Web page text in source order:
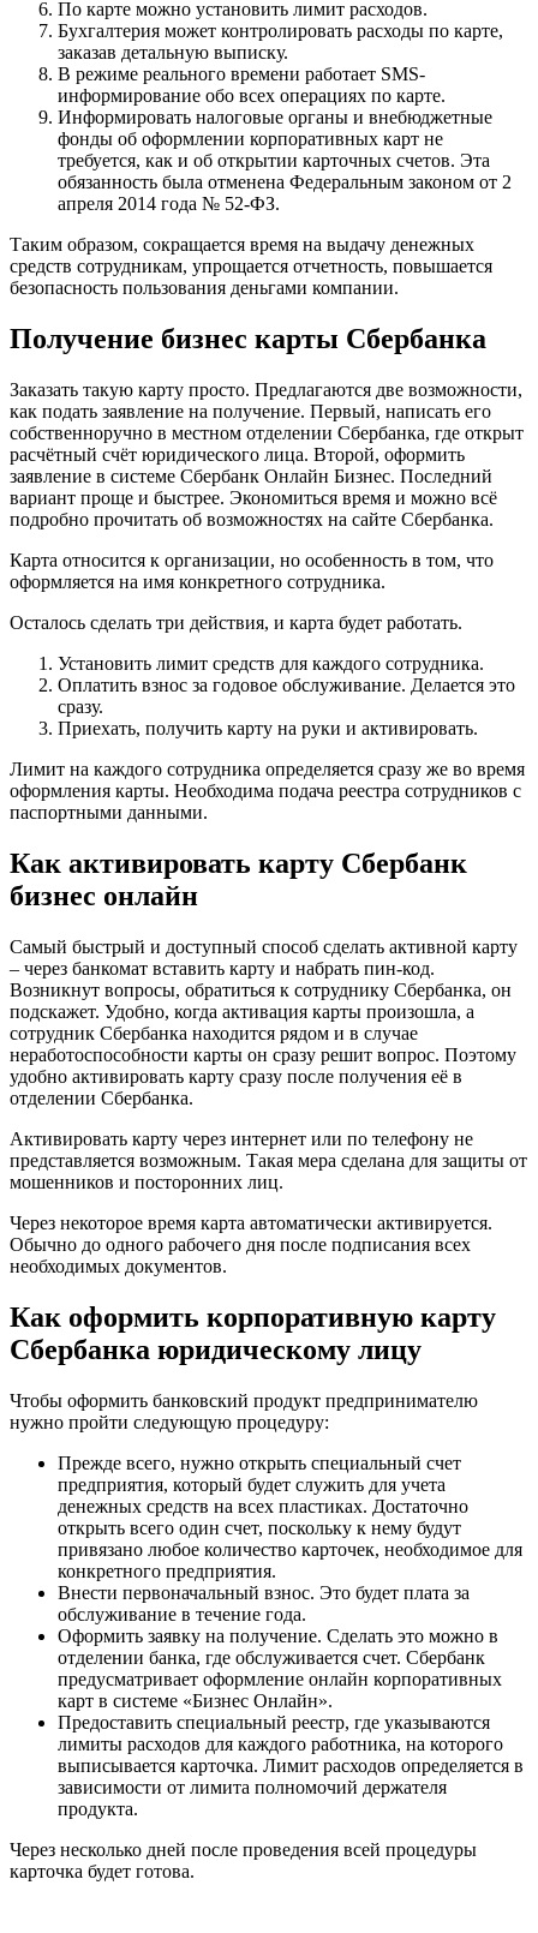
По карте можно установить лимит расходов.
Бухгалтерия может контролировать расходы по карте,
заказав детальную выписку.
В режиме реального времени работает SMS-
информирование обо всех операциях по карте.
Информировать налоговые органы и внебюджетные
фонды об оформлении корпоративных карт не
требуется, как и об открытии карточных счетов. Эта
обязанность была отменена Федеральным законом от 2
апреля 2014 года № 52-ФЗ.
Таким образом, сокращается время на выдачу денежных
средств сотрудникам, упрощается отчетность, повышается
безопасность пользования деньгами компании.
Получение бизнес карты Сбербанка
Заказать такую карту просто. Предлагаются две возможности,
как подать заявление на получение. Первый, написать его
собственноручно в местном отделении Сбербанка, где открыт
расчётный счёт юридического лица. Второй, оформить
заявление в системе Сбербанк Онлайн Бизнес. Последний
вариант проще и быстрее. Экономиться время и можно всё
подробно прочитать об возможностях на сайте Сбербанка.
Карта относится к организации, но особенность в том, что
оформляется на имя конкретного сотрудника.
Осталось сделать три действия, и карта будет работать.
Установить лимит средств для каждого сотрудника.
Оплатить взнос за годовое обслуживание. Делается это
сразу.
Приехать, получить карту на руки и активировать.
Лимит на каждого сотрудника определяется сразу же во время
оформления карты. Необходима подача реестра сотрудников с
паспортными данными.
Как активировать карту Сбербанк
бизнес онлайн
Самый быстрый и доступный способ сделать активной карту
– через банкомат вставить карту и набрать пин-код.
Возникнут вопросы, обратиться к сотруднику Сбербанка, он
подскажет. Удобно, когда активация карты произошла, а
сотрудник Сбербанка находится рядом и в случае
неработоспособности карты он сразу решит вопрос. Поэтому
удобно активировать карту сразу после получения её в
отделении Сбербанка.
Активировать карту через интернет или по телефону не
представляется возможным. Такая мера сделана для защиты от
мошенников и посторонних лиц.
Через некоторое время карта автоматически активируется.
Обычно до одного рабочего дня после подписания всех
необходимых документов.
Как оформить корпоративную карту
Сбербанка юридическому лицу
Чтобы оформить банковский продукт предпринимателю
нужно пройти следующую процедуру:
Прежде всего, нужно открыть специальный счет
предприятия, который будет служить для учета
денежных средств на всех пластиках. Достаточно
открыть всего один счет, поскольку к нему будут
привязано любое количество карточек, необходимое для
конкретного предприятия.
Внести первоначальный взнос. Это будет плата за
обслуживание в течение года.
Оформить заявку на получение. Сделать это можно в
отделении банка, где обслуживается счет. Сбербанк
предусматривает оформление онлайн корпоративных
карт в системе «Бизнес Онлайн».
Предоставить специальный реестр, где указываются
лимиты расходов для каждого работника, на которого
выписывается карточка. Лимит расходов определяется в
зависимости от лимита полномочий держателя
продукта.
Через несколько дней после проведения всей процедуры
карточка будет готова.